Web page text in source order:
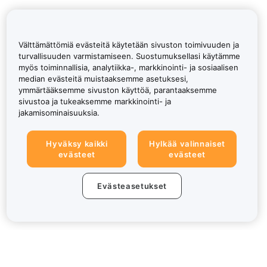
Välttämättömiä evästeitä käytetään sivuston toimivuuden ja
turvallisuuden varmistamiseen. Suostumuksellasi käytämme
myös toiminnallisia, analytiikka-, markkinointi- ja sosiaalisen
median evästeitä muistaaksemme asetuksesi,
ymmärtääksemme sivuston käyttöä, parantaaksemme
sivustoa ja tukeaksemme markkinointi- ja
jakamisominaisuuksia.
Hyväksy kaikki
evästeet
Hylkää valinnaiset
evästeet
Evästeasetukset